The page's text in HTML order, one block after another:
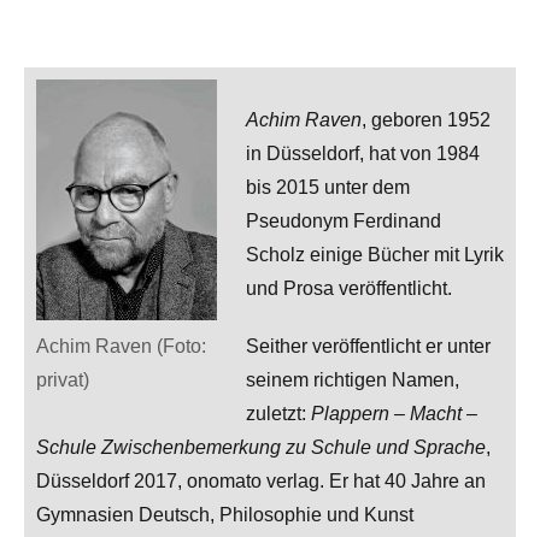
Achim Raven (Foto:
privat)
Achim Raven, geboren 1952
in Düsseldorf, hat von 1984
bis 2015 unter dem
Pseudonym Ferdinand
Scholz einige Bücher mit Lyrik
und Prosa veröffentlicht.
Seither veröffentlicht er unter
seinem richtigen Namen,
zuletzt: Plappern – Macht –
Schule Zwischenbemerkung zu Schule und Sprache,
Düsseldorf 2017, onomato verlag. Er hat 40 Jahre an
Gymnasien Deutsch, Philosophie und Kunst